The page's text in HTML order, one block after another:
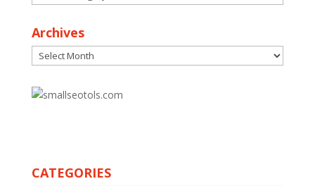
Archives
Archives
CATEGORIES